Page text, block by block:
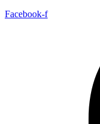
Facebook-f